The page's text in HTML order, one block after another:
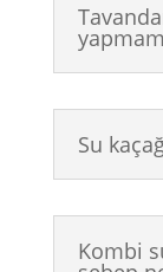
Su
Kombi